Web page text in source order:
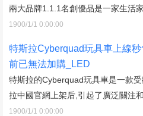
兩大品牌1.1.1名創優品是一家生活
1900/1/1 0:00:00
特斯拉Cyberquad玩具車上線
前已無法加購_LED
特斯拉的Cyberquad玩具車是一款
拉中國官網上架后,引起了廣泛關注
1900/1/1 0:00:00